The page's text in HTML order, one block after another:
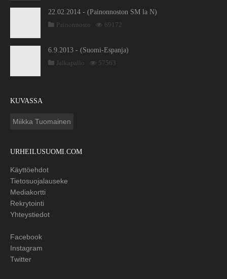
22.02.2014 - (Painonnoston SM la N)
Painonnosto
69172
6.9.2013 - (Suomi-Espanja)
Jalkapallo
57563
KUVASSA
Miikka Tuomainen
URHEILUSUOMI.COM
Käyttöehdot
Tietosuojalauseke
Mediakortti
Rekrytointi
Yhteystiedot
Facebook
Instagram
Twitter